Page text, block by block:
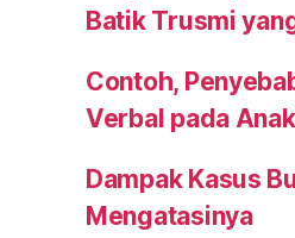
Batik Trusmi
Contoh,
Verbal pada Anak
Dampak Kasus
Mengatasinya